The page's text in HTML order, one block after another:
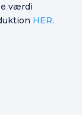
værdi
HER.